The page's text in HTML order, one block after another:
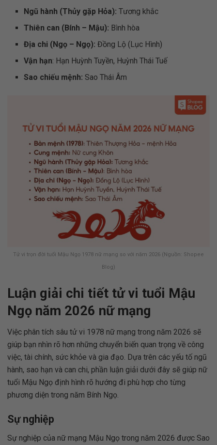
Ngũ hành (Thủy gặp Hỏa):Tương khắc
Thiên can (Bính – Mậu): Bình hòa
Địa chi (Ngọ – Ngọ):Đồng Lộ (Lục Hình)
Vận hạn: Hạn Huỳnh Tuyền, Huỳnh Thái Tuế
Sao chiếu mệnh: Sao Thái Âm
Tử vi trọn đời tuổi Mậu Ngọ 1978 nữ mạng so với năm 2026 (Nguồn: Shopee
Blog)
Luận giải chi tiết tử vi tuổi Mậu
Ngọ năm 2026 nữ mạng
Việc phân tích sâu tử vi 1978 nữ mạng trong năm 2026 sẽ
giúp bạn nhìn rõ hơn những chuyển biến quan trọng về công
việc, tài chính, sức khỏe và gia đạo. Dựa trên các yếu tố ngũ
hành, sao hạn và can chi, phần luận giải dưới đây sẽ giúp nữ
tuổi Mậu Ngọ định hình rõ hướng đi phù hợp cho từng
phương diện trong năm Bính Ngọ.
Sự nghiệp
Sự nghiệp của nữ mạng Mậu Ngọ trong năm 2026 được Sao